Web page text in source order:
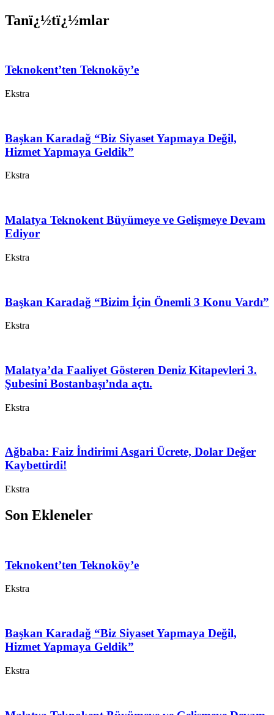
Tanï¿½tï¿½mlar
Teknokent’ten Teknoköy’e
Ekstra
Başkan Karadağ “Biz Siyaset Yapmaya Değil,
Hizmet Yapmaya Geldik”
Ekstra
Malatya Teknokent Büyümeye ve Gelişmeye Devam
Ediyor
Ekstra
Başkan Karadağ “Bizim İçin Önemli 3 Konu Vardı”
Ekstra
Malatya’da Faaliyet Gösteren Deniz Kitapevleri 3.
Şubesini Bostanbaşı’nda açtı.
Ekstra
Ağbaba: Faiz İndirimi Asgari Ücrete, Dolar Değer
Kaybettirdi!
Ekstra
Son Ekleneler
Teknokent’ten Teknoköy’e
Ekstra
Başkan Karadağ “Biz Siyaset Yapmaya Değil,
Hizmet Yapmaya Geldik”
Ekstra